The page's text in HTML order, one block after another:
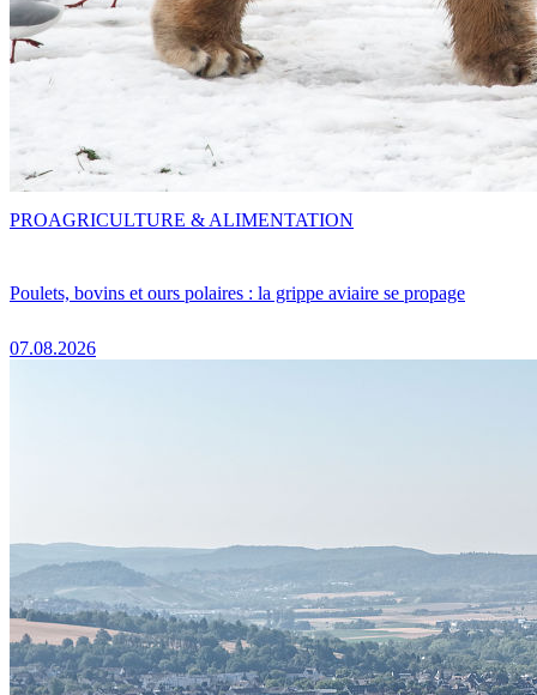
Poulets, bovins et ours polaires : la grippe aviaire se propage
07.08.2026
PROAGRICULTURE & ALIMENTATION